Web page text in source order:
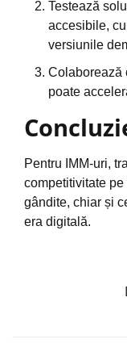
Testează
accesibile,
versiunile
Colaborează
poate
Pentru IMM-uri,
competitivitate
gândite, chiar și
era digitală.